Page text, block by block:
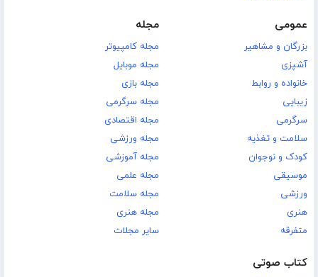
عمومی
بزرگان و مشاهیر
آشپزی
خانواده و روابط
زیبایی
سرگرمی
سلامت و تغذیه
کودک و نوجوان
موسیقی
ورزشی
هنری
متفرقه
مجله
مجله کامپیوتر
مجله موبایل
مجله بازی
مجله سرگرمی
مجله اقتصادی
مجله ورزشی
مجله آموزشی
مجله علمی
مجله سلامت
مجله هنری
سایر مجلات
کتاب صوتی